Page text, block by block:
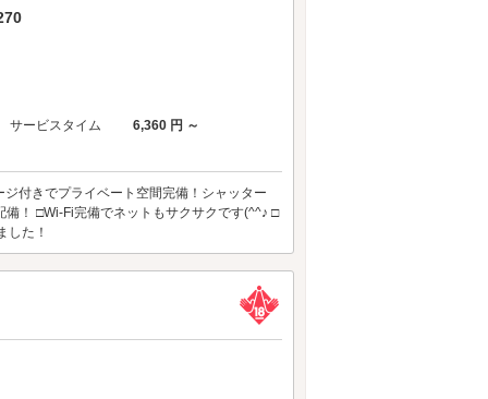
サービスタイム 6,360 円 ～
付きでプライベート空間完備！シャッター
！ □Wi-Fi完備でネットもサクサクです(^^♪ □
した！